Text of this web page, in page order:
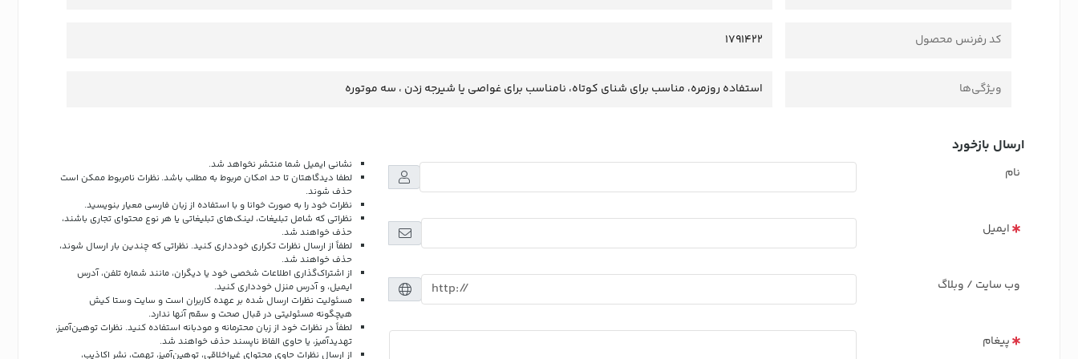
کد رفرنس محصول 1791422
ویژگی‌ها استفاده روزمره، مناسب برای شنای کوتاه، نامناسب برای غواصی یا شیرجه زدن ، سه موتوره
ارسال بازخورد
نام
ایمیل
وب سایت / وبلاگ
پیغام
نشانی ایمیل شما منتشر نخواهد شد.
لطفا دیدگاهتان تا حد امکان مربوط به مطلب باشد. نظرات نامربوط ممکن است
حذف شوند.
نظرات خود را به صورت خوانا و با استفاده از زبان فارسی معیار بنویسید.
نظراتی که شامل تبلیغات، لینک‌های تبلیغاتی یا هر نوع محتوای تجاری باشند،
حذف خواهند شد.
لطفاً از ارسال نظرات تکراری خودداری کنید. نظراتی که چندین بار ارسال شوند،
حذف خواهند شد.
از اشتراک‌گذاری اطلاعات شخصی خود یا دیگران، مانند شماره تلفن، آدرس
ایمیل، و آدرس منزل خودداری کنید.
مسئولیت نظرات ارسال شده بر عهده کاربران است و سایت وستا کیش
هیچگونه مسئولیتی در قبال صحت و سقم آنها ندارد.
لطفاً در نظرات خود از زبان محترمانه و مودبانه استفاده کنید. نظرات توهین‌آمیز،
تهدیدآمیز، یا حاوی الفاظ ناپسند حذف خواهند شد.
از ارسال نظرات حاوی محتوای غیراخلاقی، توهین‌آمیز، تهمت، نشر اکاذیب،